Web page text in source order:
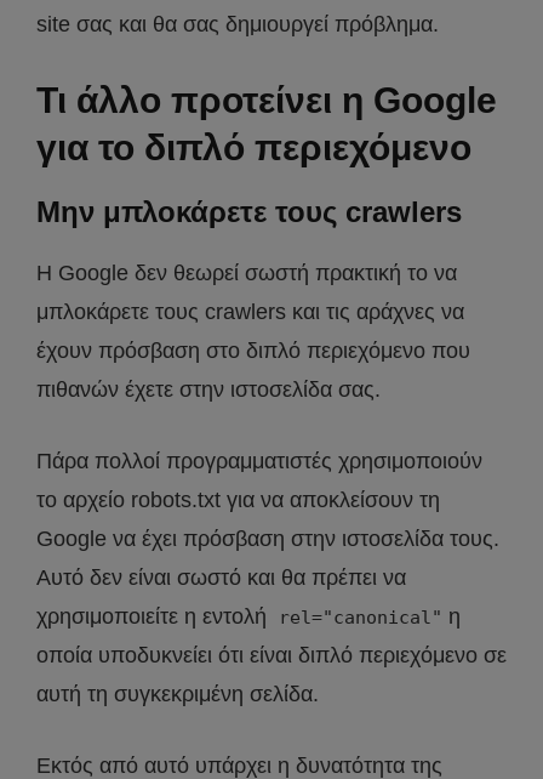
site σας και θα σας δημιουργεί πρόβλημα.
Τι άλλο προτείνει η Google
για το διπλό περιεχόμενο
Μην μπλοκάρετε τους crawlers
Η Google δεν θεωρεί σωστή πρακτική το να
μπλοκάρετε τους crawlers και τις αράχνες να
έχουν πρόσβαση στο διπλό περιεχόμενο που
πιθανών έχετε στην ιστοσελίδα σας.
Πάρα πολλοί προγραμματιστές χρησιμοποιούν
το αρχείο robots.txt για να αποκλείσουν τη
Google να έχει πρόσβαση στην ιστοσελίδα τους.
Αυτό δεν είναι σωστό και θα πρέπει να
χρησιμοποιείτε η εντολή
rel="canonical" η
οποία υποδυκνείει ότι είναι διπλό περιεχόμενο σε
αυτή τη συγκεκριμένη σελίδα.
Εκτός από αυτό υπάρχει η δυνατότητα της